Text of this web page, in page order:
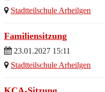
Stadtteilschule Arheilgen
Familiensitzung
23.01.2027 15:11
Stadtteilschule Arheilgen